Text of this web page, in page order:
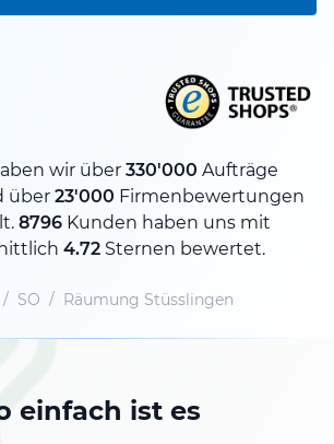
wir über 330'000 Aufträge
über 23'000 Firmenbewertungen
8796Kunden haben uns mit
4.72 Sternen bewertet.
/ SO / Räumung Stüsslingen
einfach ist es